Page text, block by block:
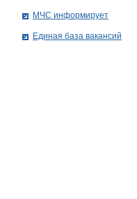
МЧС информирует
Единая база вакансий